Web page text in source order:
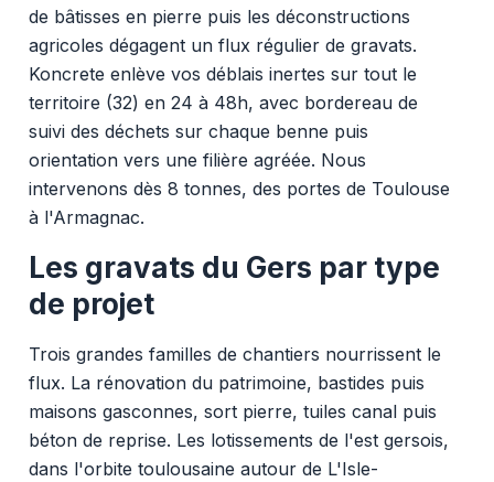
de bâtisses en pierre puis les déconstructions
agricoles dégagent un flux régulier de gravats.
Koncrete enlève vos déblais inertes sur tout le
territoire (32) en 24 à 48h, avec bordereau de
suivi des déchets sur chaque benne puis
orientation vers une filière agréée. Nous
intervenons dès 8 tonnes, des portes de Toulouse
à l'Armagnac.
Les gravats du Gers par type
de projet
Trois grandes familles de chantiers nourrissent le
flux. La rénovation du patrimoine, bastides puis
maisons gasconnes, sort pierre, tuiles canal puis
béton de reprise. Les lotissements de l'est gersois,
dans l'orbite toulousaine autour de L'Isle-